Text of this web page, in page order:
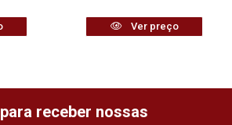
Ver preço
receber nossas